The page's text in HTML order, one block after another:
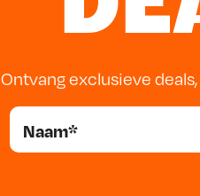
Ontvang exclusieve